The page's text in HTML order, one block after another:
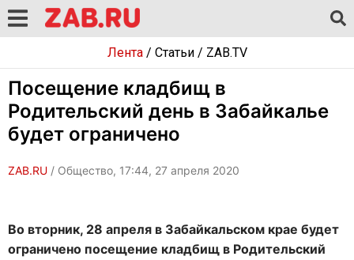
Лента/ Статьи/ ZAB.TV
Посещение кладбищ в
Родительский день в Забайкалье
будет ограничено
ZAB.RU / Общество, 17:44, 27 апреля 2020
Во вторник, 28 апреля в Забайкальском крае будет
ограничено посещение кладбищ в Родительский